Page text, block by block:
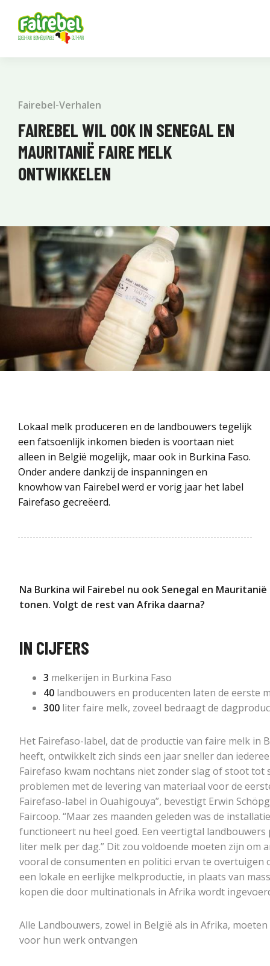
Fairebel-Verhalen
FAIREBEL WIL OOK IN SENEGAL EN
MAURITANIË FAIRE MELK
ONTWIKKELEN
Lokaal melk produceren en de landbouwers tegelijk
een fatsoenlijk inkomen bieden is voortaan niet
alleen in België mogelijk, maar ook in Burkina Faso.
Onder andere dankzij de inspanningen en
knowhow van Fairebel werd er vorig jaar het label
Fairefaso gecreëerd.
Na Burkina wil Fairebel nu ook Senegal en
tonen. Volgt de rest van Afrika daarna?
IN CIJFERS
3 melkerijen in Burkina Faso
40 landbouwers en producenten laten de eerste
300 liter faire melk, zoveel bedraagt de
Het Fairefaso-label, dat de productie van faire melk in
heeft, ontwikkelt zich sinds een jaar sneller dan
Fairefaso kwam nochtans niet zonder slag of stoot tot
problemen met de levering van materiaal voor de
Fairefaso-label in Ouahigouya”, bevestigt Erwin
Faircoop. “Maar zes maanden geleden was de
functioneert nu heel goed. Een veertigtal
liter melk per dag.” Dit zou voldoende moeten zijn om
vooral de consumenten en politici ervan te overtuigen
een lokale en eerlijke melkproductie, in plaats van
kopen die door multinationals in Afrika wordt
Alle Landbouwers, zowel in België als in Afrika,
voor hun werk ontvangen